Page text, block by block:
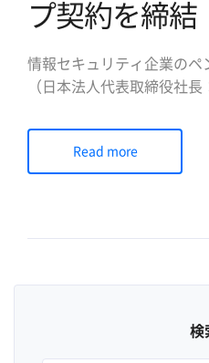
プ契約を締結
情報セキュリティ企業のペ
（日本法人代表取締役社
した運用管理サービス「
ラウド型WAFサービス「
て、株式会社クロスパワー
Read more
検